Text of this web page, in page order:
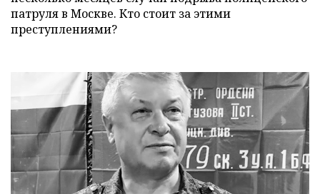
патруля в Москве. Кто стоит за этими
преступлениями?